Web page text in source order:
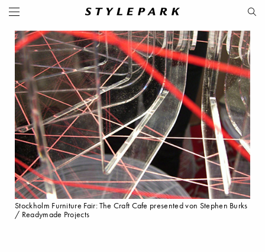
Stockholm Furniture Fair: The Craft Cafe presented von Stephen Burks
/ Readymade Projects